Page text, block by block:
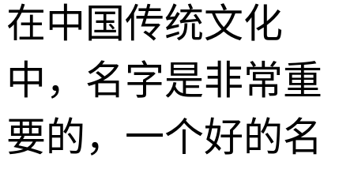
在中国传统文化
中，名字是非常重
要的，一个好的名